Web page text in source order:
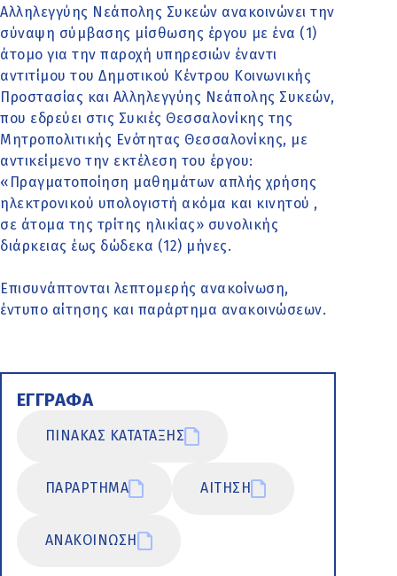
Αλληλεγγύης Νεάπολης Συκεών ανακοινώνει την
σύναψη σύμβασης μίσθωσης έργου με ένα (1)
άτομο για την παροχή υπηρεσιών έναντι
αντιτίμου του Δημοτικού Κέντρου Κοινωνικής
Προστασίας και Αλληλεγγύης Νεάπολης Συκεών,
που εδρεύει στις Συκιές Θεσσαλονίκης της
Μητροπολιτικής Ενότητας Θεσσαλονίκης, με
αντικείμενο την εκτέλεση του έργου:
«Πραγματοποίηση μαθημάτων απλής χρήσης
ηλεκτρονικού υπολογιστή ακόμα και κινητού ,
σε άτομα της τρίτης ηλικίας» συνολικής
διάρκειας έως δώδεκα (12) μήνες.
Επισυνάπτονται λεπτομερής ανακοίνωση,
έντυπο αίτησης και παράρτημα ανακοινώσεων.
ΕΓΓΡΑΦΑ
ΠΙΝΑΚΑΣ ΚΑΤΑΤΑΞΗΣ
ΠΑΡΑΡΤΗΜΑ ΑΙΤΗΣΗ
ΑΝΑΚΟΙΝΩΣΗ